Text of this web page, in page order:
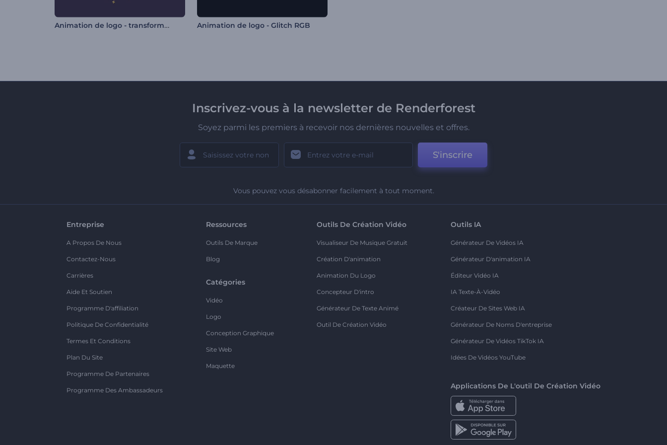
Animation de logo - transformation des formes Animation de logo - Glitch RGB
Inscrivez-vous à la newsletter de Renderforest
Soyez parmi les premiers à recevoir nos dernières nouvelles et offres.
S'inscrire
Vous pouvez vous désabonner facilement à tout moment.
Entreprise
A Propos De Nous
Contactez-Nous
Carrières
Aide Et Soutien
Programme D'affiliation
Politique De Confidentialité
Termes Et Conditions
Plan Du Site
Programme De Partenaires
Programme Des Ambassadeurs
Ressources
Outils De Marque
Blog
Catégories
Vidéo
Logo
Conception Graphique
Site Web
Maquette
Outils De Création Vidéo
Visualiseur De Musique Gratuit
Création D'animation
Animation Du Logo
Concepteur D'intro
Générateur De Texte Animé
Outil De Création Vidéo
Outils IA
Générateur De Vidéos IA
Générateur D'animation IA
Éditeur Vidéo IA
IA Texte-À-Vidéo
Créateur De Sites Web IA
Générateur De Noms D'entreprise
Générateur De Vidéos TikTok IA
Idées De Vidéos YouTube
Applications De L'outil De Création Vidéo